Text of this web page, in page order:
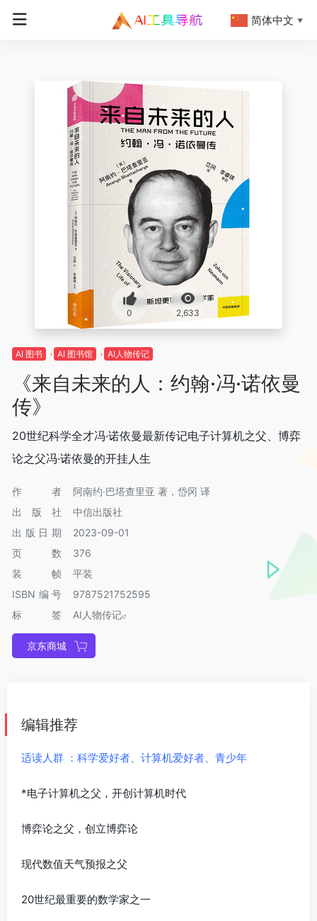
0 2,633
AI 图书 AI 图书馆 AI人物传记
《来自未来的人：约翰·冯·诺依曼
传》
20世纪科学全才冯·诺依曼最新传记电子计算机之父、博弈
论之父冯·诺依曼的开挂人生
作者
阿南约·巴塔查里亚 著，岱冈 译
出版社
中信出版社
出版日期
2023-09-01
页数
376
装帧
平装
ISBN编号
9787521752595
标签
AI人物传记
京东商城
编辑推荐
适读人群 ：科学爱好者、计算机爱好者、青少年
*电子计算机之父，开创计算机时代
博弈论之父，创立博弈论
现代数值天气预报之父
20世纪最重要的数学家之一
简体中文 ▼